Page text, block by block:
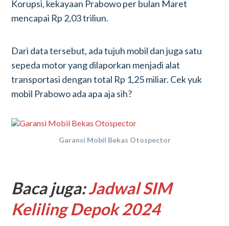
Korupsi, kekayaan Prabowo per bulan Maret
mencapai Rp 2,03 triliun.
Dari data tersebut, ada tujuh mobil dan juga satu
sepeda motor yang dilaporkan menjadi alat
transportasi dengan total Rp 1,25 miliar. Cek yuk
mobil Prabowo ada apa aja sih?
Garansi Mobil Bekas Otospector
Baca juga:Jadwal SIM
Keliling Depok 2024